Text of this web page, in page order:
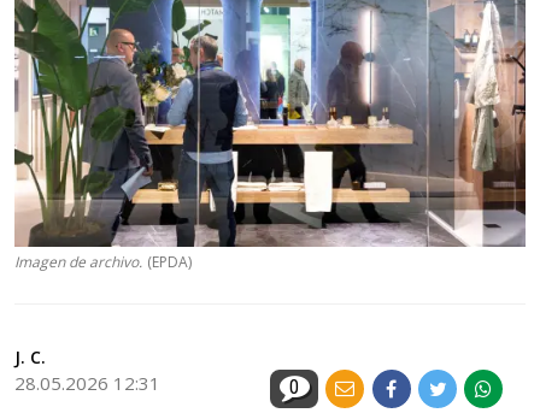
Imagen de archivo. (EPDA)
J. C.
28.05.2026 12:31 0